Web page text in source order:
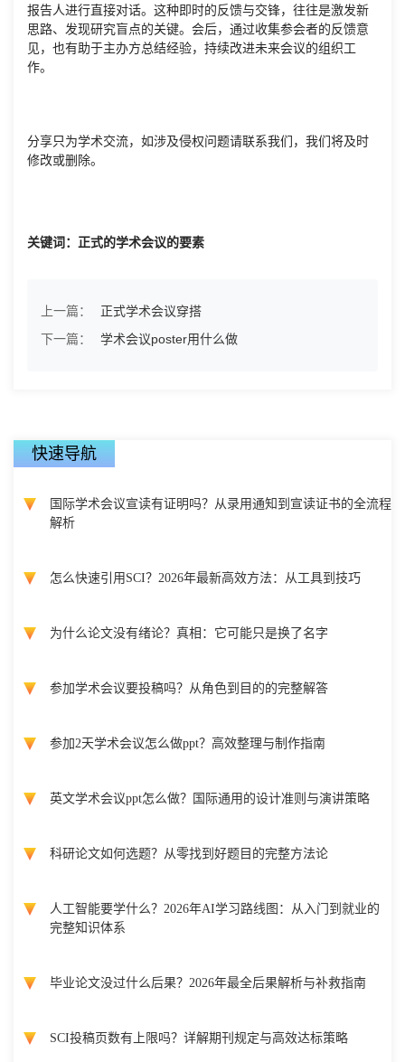
报告人进行直接对话。这种即时的反馈与交锋，往往是激发新
思路、发现研究盲点的关键。会后，通过收集参会者的反馈意
见，也有助于主办方总结经验，持续改进未来会议的组织工
作。
分享只为学术交流，如涉及侵权问题请联系我们，我们将及时
修改或删除。
关键词：正式的学术会议的要素
上一篇：
正式学术会议穿搭
下一篇：
学术会议poster用什么做
快速导航
国际学术会议宣读有证明吗？从录用通知到宣读证书的全流程
解析
怎么快速引用SCI？2026年最新高效方法：从工具到技巧
为什么论文没有绪论？真相：它可能只是换了名字
参加学术会议要投稿吗？从角色到目的的完整解答
参加2天学术会议怎么做ppt？高效整理与制作指南
英文学术会议ppt怎么做？国际通用的设计准则与演讲策略
科研论文如何选题？从零找到好题目的完整方法论
人工智能要学什么？2026年AI学习路线图：从入门到就业的
完整知识体系
毕业论文没过什么后果？2026年最全后果解析与补救指南
SCI投稿页数有上限吗？详解期刊规定与高效达标策略